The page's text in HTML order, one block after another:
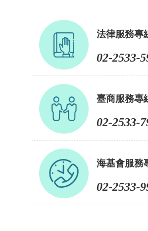
法律服務專
02-2533-
臺商服務專
02-2533-
海基會服務
02-2533-